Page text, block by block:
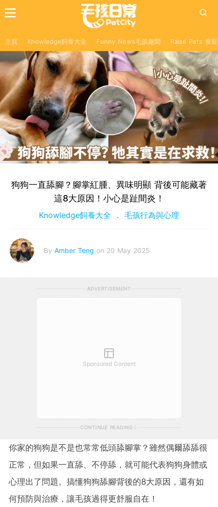
主頁 Knowledge飼養大全 Funny News毛孩趣聞 Raise Pets 養
狗狗一直舔腳？腳掌紅腫、異味明顯 背後可能藏著
這8大原因！小心是趾間炎！
Knowledge飼養大全 毛孩行為與心理
By Amber Teng on 20 May 2025
ADVERTISEMENT
Sponsored Content
CONTINUE READING
你家的狗狗是不是也常常低頭舔腳掌？雖然偶爾舔舔很
正常，但如果一直舔、不停舔，就可能代表狗狗身體或
心理出了問題。搞懂狗狗舔腳背後的8大原因，還有如
何預防與治療，讓毛孩過得更舒服自在！